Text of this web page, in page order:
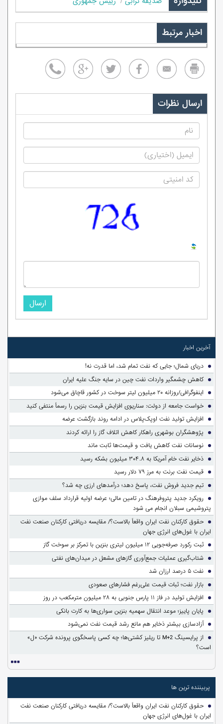
اخبار مرتبط
ارسال نظرات
ارسال
آخرین اخبار
دریای شمال؛ جایی که نفت تمام شد، اما قدرت نه!
کاهش چشمگیر واردات نفت چین در سایه جنگ علیه ایران
اینفوگرافی/روزانه ۲۰ میلیون لیتر سوخت در کشور قاچاق می‌شود
خواست جامعه از دولت: سناریوی افزایش قیمت بنزین را رسماً منتفی کنید
افزایش تولید نفت اوپک‌پلاس در ادامه روند بازگشت عرضه
پژوهشگران بوشهری راهکار کاهش اتلاف گاز را ارائه کردند
نوسانات نفت کاهش یافت و قیمت‌ها ثابت ماند
ذخایر نفت خام آمریکا به ۳۰۴.۸ میلیون بشکه رسید
قیمت نفت برنت به مرز ۷۹ دلار رسید
تیم جدید فروش نفت، پاسخ دهد؛ درآمدهای ارزی چه شد؟
رویکرد جدید پتروفرهنگ در تامین مالی؛ عرضه اولیه قرارداد سلف موازی
پتروشیمی سبلان انجام می شود
حقوق کارکنان نفت ایران واقعاً بالاست؟/ مقایسه دریافتی کارکنان صنعت نفت
ایران با غول‌های انرژی جهان
ثبت رکورد صرفه‌جویی ۱۲ میلیون لیتری بنزین با تمرکز بر سوخت گاز
شتاب‌گیری عملیات جمع‌آوری گازهای مشعل در میدان‌های نفتی
نفت ۵ درصد ارزان شد
بازار نفت؛ ثبات قیمت علی‌رغم فشارهای صعودی
افزایش تولید در فاز ۱۱ پارس جنوبی به ۲۸ میلیون مترمکعب در روز
پایان پاییز؛ موعد انتقال سهمیه بنزین سواری‌ها به کارت بانکی
آزادسازی بیشتر ذخایر هم مانع رشد قیمت نفت نمی‌شود
از پرایسینگ M+2 تا ریلیز کشتی‌ها؛ چه کسی پاسخگوی پرونده شرکت «ل»
است؟
پربیننده ترین ها
حقوق کارکنان نفت ایران واقعاً بالاست؟/ مقایسه دریافتی کارکنان صنعت نفت
ایران با غول‌های انرژی جهان